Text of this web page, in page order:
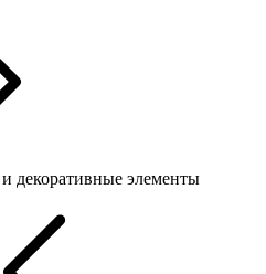
декоративные элементы